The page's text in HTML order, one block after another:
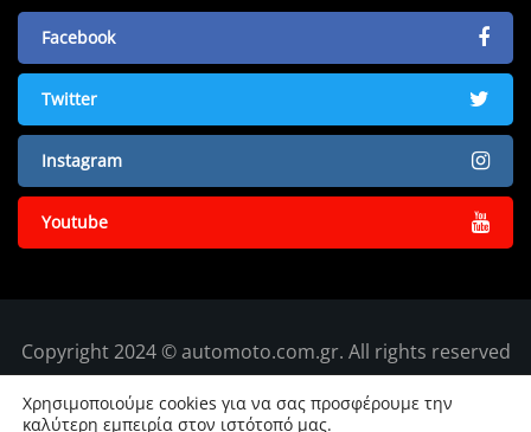
Facebook
Twitter
Instagram
Youtube
Copyright 2024 © automoto.com.gr. All rights reserved
Χρησιμοποιούμε cookies για να σας προσφέρουμε την
καλύτερη εμπειρία στον ιστότοπό μας.